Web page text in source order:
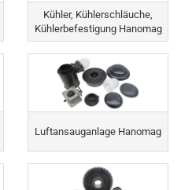
Kühler, Kühlerschläuche,
Kühlerbefestigung Hanomag
Luftansauganlage Hanomag